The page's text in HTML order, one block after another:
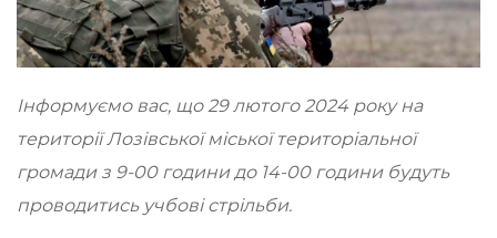
Інформуємо вас, що 29 лютого2024року на
територіїЛозівської міської територіальної
громади з 9-00 години до 14-00 години будуть
проводитись учбові стрільби.